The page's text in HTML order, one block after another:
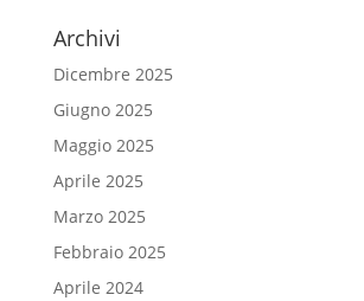
Archivi
Dicembre 2025
Giugno 2025
Maggio 2025
Aprile 2025
Marzo 2025
Febbraio 2025
Aprile 2024